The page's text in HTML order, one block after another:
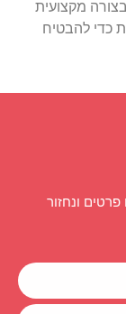
מקצועית
כדי להבטיח
ונחזור